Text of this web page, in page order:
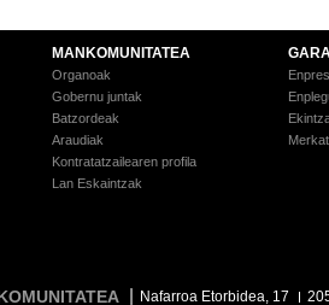
MANKOMUNITATEA
Organoak
Gobernu juntak
Batzordeak
Araudiak
Kontratatzailearen profila
Lan Eskaintzak
Nafarroa Etorbidea, 17